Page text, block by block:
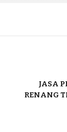
JASA
RENANG